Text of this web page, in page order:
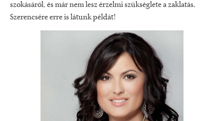
szokásáról, és már nem lesz érzelmi szükséglete a zaklatás.
Szerencsére erre is látunk példát!